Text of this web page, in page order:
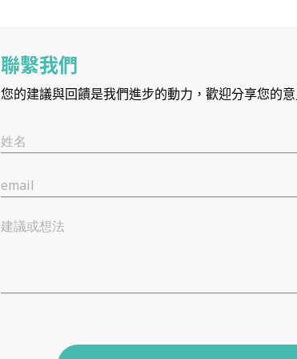
聯繫我們
您的建議與回饋是我們進步的動力，歡迎分享您的
姓名
email
建議或想法